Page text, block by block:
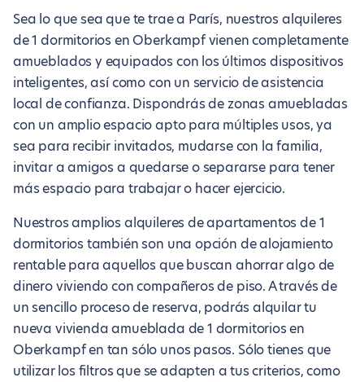
Sea lo que sea que te trae a París, nuestros alquileres
de 1 dormitorios en Oberkampf vienen completamente
amueblados y equipados con los últimos dispositivos
inteligentes, así como con un servicio de asistencia
local de confianza. Dispondrás de zonas amuebladas
con un amplio espacio apto para múltiples usos, ya
sea para recibir invitados, mudarse con la familia,
invitar a amigos a quedarse o separarse para tener
más espacio para trabajar o hacer ejercicio.
Nuestros amplios alquileres de apartamentos de 1
dormitorios también son una opción de alojamiento
rentable para aquellos que buscan ahorrar algo de
dinero viviendo con compañeros de piso. A través de
un sencillo proceso de reserva, podrás alquilar tu
nueva vivienda amueblada de 1 dormitorios en
Oberkampf en tan sólo unos pasos. Sólo tienes que
utilizar los filtros que se adapten a tus criterios, como